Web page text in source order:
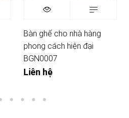
Bàn ghế cho nhà hàng
phong cách hiện đại
BGN0007
Liên hệ